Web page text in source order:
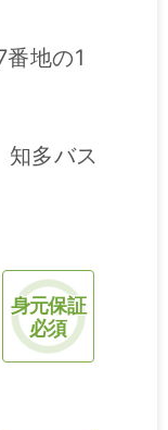
地の1
多バス
身元保証
必須